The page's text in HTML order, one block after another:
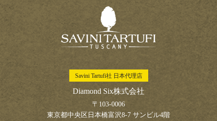
Savini Tartufi社 日本代理店
Diamond Six株式会社
〒103-0006
東京都中央区日本橋富沢8-7 サンビル4階